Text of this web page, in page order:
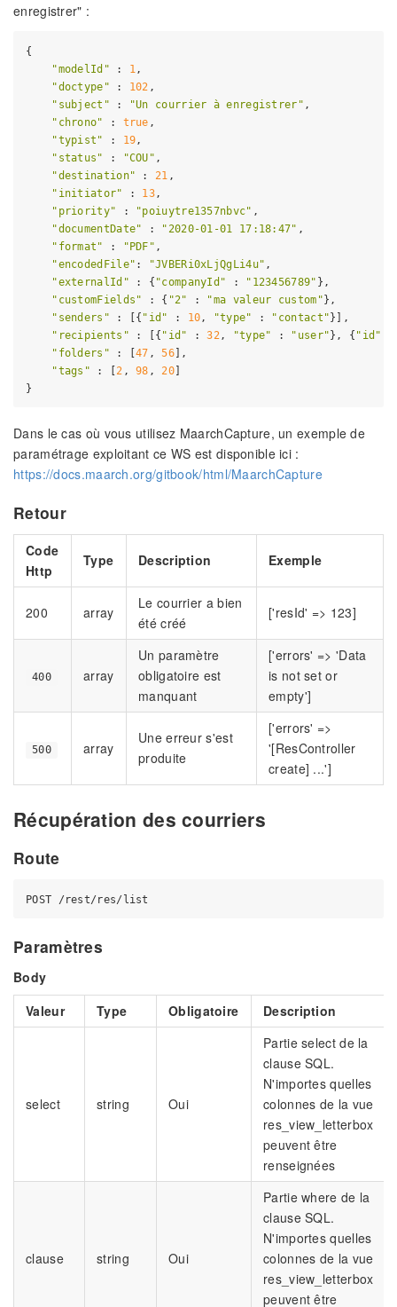
enregistrer" :
{
"modelId" : 1,
"doctype" : 102 ,
"subject" : "Un courrier à enregistrer" ,
"chrono"
: true ,
"typist"
: 19,
"status"
: "COU" ,
"destination" : 21 ,
"initiator"
: 13,
"priority" : "poiuytre1357nbvc" ,
"documentDate"
: "2020-01-01 17:18:47" ,
"format"
: "PDF" ,
"encodedFile" : "JVBERi0xLjQgLi4u" ,
"externalId" : { "companyId" : "123456789" },
"customFields"
: { "2" : "ma valeur custom" },
"senders" : [{ "id" : 10, "type" : "contact" }],
"recipients" : [{ "id" : 32, "type" : "user" }, { "id"
"folders" : [47 , 56],
"tags" : [2 , 98 , 20]
Dans le cas où vous utilisez MaarchCapture, un exemple de
paramétrage exploitant ce WS est disponible ici :
https://docs.maarch.org/gitbook/html/MaarchCapture
Retour
Code
Http
Type Description Exemple
200 array
Le courrier a bien
été créé
['resId' => 123]
400 array
Un paramètre
obligatoire est
manquant
['errors' => 'Data
is not set or
empty']
500 array
Une erreur s'est
produite
['errors' =>
'[ResController
create] ...']
Récupération des courriers
Route
Paramètres
Body
Valeur
Type Obligatoire Description
select string Oui
Partie select de la
clause SQL.
N'importes quelles
colonnes de la vue
res_view_letterbox
peuvent être
renseignées
clause string Oui
Partie where de la
clause SQL.
N'importes quelles
colonnes de la vue
res_view_letterbox
peuvent être